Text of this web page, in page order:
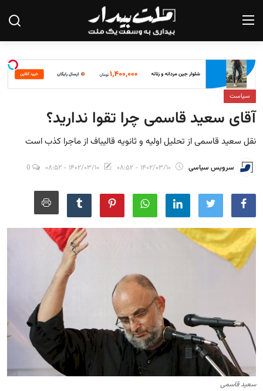
صفحه نخست
درباره ما
تماس با ما
گزارش
تحلیل
سیاست
جامعه
فیلم
فارسی
سیاست
آقای سعید قاسمی چرا تقوا ندارید؟
نقل سعید قاسمی از تحلیل اولیه و ثانویه قالیباف از ماجرا کذب است
سرویس سیاسی ۱۴۰۲/۰۳/۱۰ - ۰۸:۵۲ ۱۴۰۲/۰۳/۱۰ - ۰۸:۵۲
سعید قاسمی